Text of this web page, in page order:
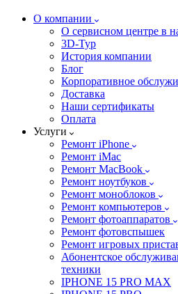
О компании
О сервисном центре в
3D-Тур
История компании
Блог
Корпоративное
Доставка
Наши сертификаты
Оплата
Услуги
Ремонт iPhone
Ремонт iMac
Ремонт MacBook
Ремонт ноутбуков
Ремонт моноблоков
Ремонт компьютеров
Ремонт фотоаппаратов
Ремонт фотовспышек
Ремонт игровых
Абонентское
техники
IPHONE 15 PRO MAX